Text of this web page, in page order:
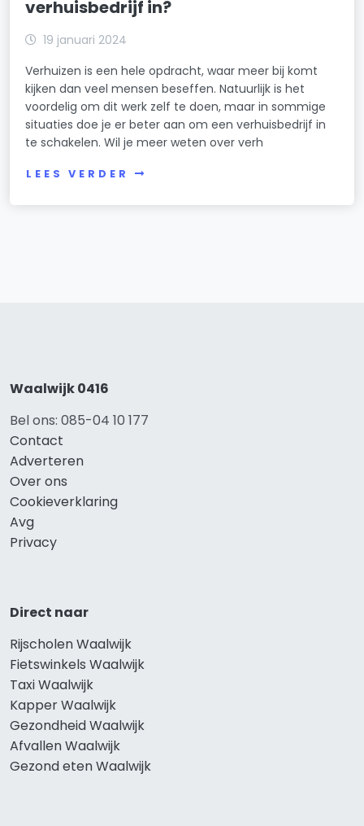
verhuisbedrijf in?
19 januari 2024
Verhuizen is een hele opdracht, waar meer bij komt
kijken dan veel mensen beseffen. Natuurlijk is het
voordelig om dit werk zelf te doen, maar in sommige
situaties doe je er beter aan om een verhuisbedrijf in
te schakelen. Wil je meer weten over verh
LEES VERDER
Waalwijk 0416
Bel ons: 085-04 10 177
Contact
Adverteren
Over ons
Cookieverklaring
Avg
Privacy
Direct naar
Rijscholen Waalwijk
Fietswinkels Waalwijk
Taxi Waalwijk
Kapper Waalwijk
Gezondheid Waalwijk
Afvallen Waalwijk
Gezond eten Waalwijk